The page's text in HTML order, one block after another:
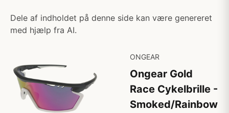
Dele af indholdet på denne side kan være genereret
med hjælp fra AI.
ONGEAR
Ongear Gold
Race Cykelbrille -
Smoked/Rainbow